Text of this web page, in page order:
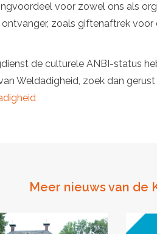
voor zowel ons als
zoals giftenaftrek
de culturele ANBI-status
Weldadigheid, zoek dan
Meer nieuws van de